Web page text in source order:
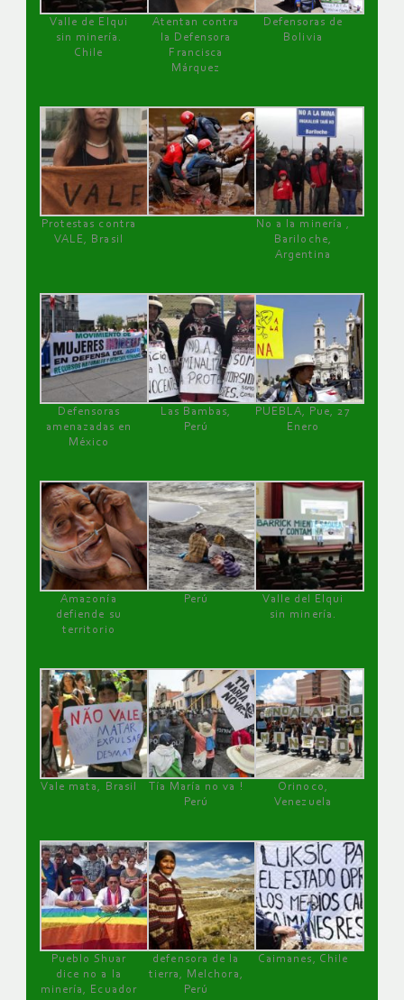
Valle de Elqui
sin minería.
Chile
Atentan contra
la Defensora
Francisca
Márquez
Defensoras de
Bolivia
Protestas contra
VALE, Brasil
No a la minería ,
Bariloche,
Argentina
Defensoras
amenazadas en
México
Las Bambas,
Perú
PUEBLA, Pue, 27
Enero
Amazonía
defiende su
territorio
Perú
Valle del Elqui
sin minería.
Vale mata, Brasil
Tía María no va !
Perú
Orinoco,
Venezuela
Pueblo Shuar
dice no a la
minería, Ecuador
defensora de la
tierra, Melchora,
Perú
Caimanes, Chile